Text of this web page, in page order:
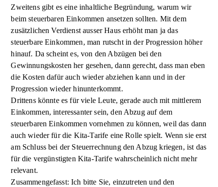
Zweitens gibt es eine inhaltliche Begründung, warum wir
beim steuerbaren Einkommen ansetzen sollten. Mit dem
zusätzlichen Verdienst ausser Haus erhöht man ja das
steuerbare Einkommen, man rutscht in der Progression höher
hinauf. Da scheint es, von den Abzügen bei den
Gewinnungskosten her gesehen, dann gerecht, dass man eben
die Kosten dafür auch wieder abziehen kann und in der
Progression wieder hinunterkommt.
Drittens könnte es für viele Leute, gerade auch mit mittlerem
Einkommen, interessanter sein, den Abzug auf dem
steuerbaren Einkommen vornehmen zu können, weil das dann
auch wieder für die Kita-Tarife eine Rolle spielt. Wenn sie erst
am Schluss bei der Steuerrechnung den Abzug kriegen, ist das
für die vergünstigten Kita-Tarife wahrscheinlich nicht mehr
relevant.
Zusammengefasst: Ich bitte Sie, einzutreten und den